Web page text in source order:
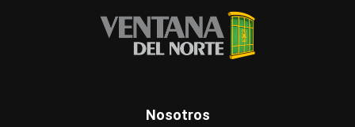
Nosotros